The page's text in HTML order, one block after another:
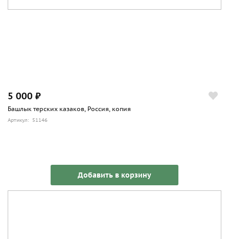
5 000 ₽
Башлык терских казаков, Россия, копия
Артикул: 51146
Добавить в корзину